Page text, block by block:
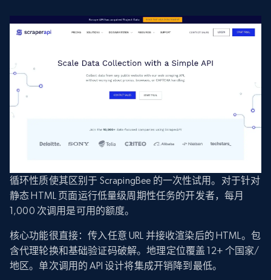
循环性质使其区别于 ScrapingBee 的一次性试用。对于针对
静态 HTML 页面运行低量级周期性任务的开发者，每月
1,000 次调用是可用的额度。
核心功能很直接：传入任意 URL 并接收渲染后的 HTML。包
含代理轮换和基础验证码破解。地理定位覆盖 12+ 个国家/
地区。单次调用的 API 设计将集成开销降到最低。